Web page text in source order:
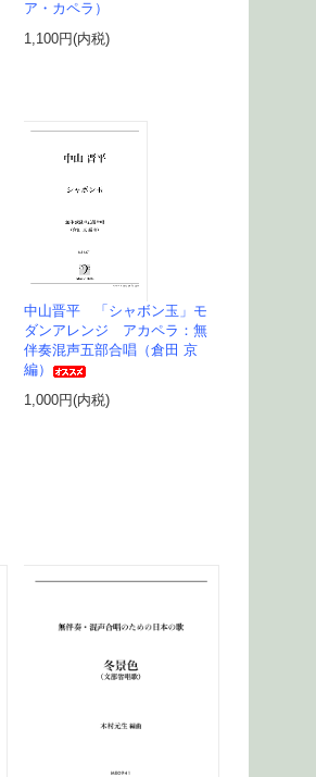
ア・カペラ）
1,100円(内税)
中山晋平 「シャボン玉」モ
ダンアレンジ アカペラ：無
伴奏混声五部合唱（倉田 京
編）
1,000円(内税)